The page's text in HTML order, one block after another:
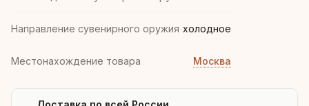
Направление сувенирного оружия холодное
Местонахождение товара Москва